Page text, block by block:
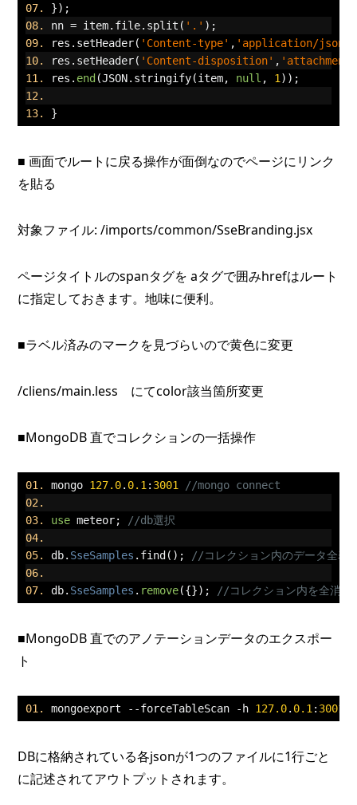
});
nn = item. file. split ( '.' );
res . setHeader( 'Content-type' , 'application/json'
res . setHeader( 'Content-disposition' ,
res . end(JSON. stringify(item, null , 1 ));
}
■ 画面でルートに戻る操作が面倒なのでページにリンク
を貼る
対象ファイル: /imports/common/SseBranding.jsx
ページタイトルのspanタグを aタグで囲みhrefはルート
に指定しておきます。地味に便利。
■ラベル済みのマークを見づらいので黄色に変更
/cliens/main.less にてcolor該当箇所変更
■MongoDB 直でコレクションの一括操作
mongo 127.0. 0.1 : 3001 //mongo connect
use meteor; //db選択
db. SseSamples . find(); //コレクション内のデータ全表
db. SseSamples . remove({}); //コレクション内を全消し
■MongoDB 直でのアノテーションデータのエクスポー
ト
mongoexport --forceTableScan -h 127.0. 0.1 : 3001
DBに格納されている各jsonが1つのファイルに1行ごと
に記述されてアウトプットされます。